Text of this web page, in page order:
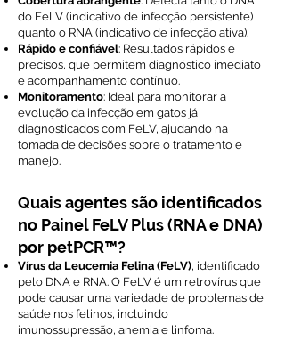
do FeLV (indicativo de infecção persistente)
quanto o RNA (indicativo de infecção ativa).
Rápido e confiável: Resultados rápidos e
precisos, que permitem diagnóstico imediato
e acompanhamento contínuo.
Monitoramento: Ideal para monitorar a
evolução da infecção em gatos já
diagnosticados com FeLV, ajudando na
tomada de decisões sobre o tratamento e
manejo.
Quais agentes são identificados
no Painel FeLV Plus (RNA e DNA)
por petPCR™?
Vírus da Leucemia Felina (FeLV), identificado
pelo DNA e RNA. O FeLV é um retrovírus que
pode causar uma variedade de problemas de
saúde nos felinos, incluindo
imunossupressão, anemia e linfoma.